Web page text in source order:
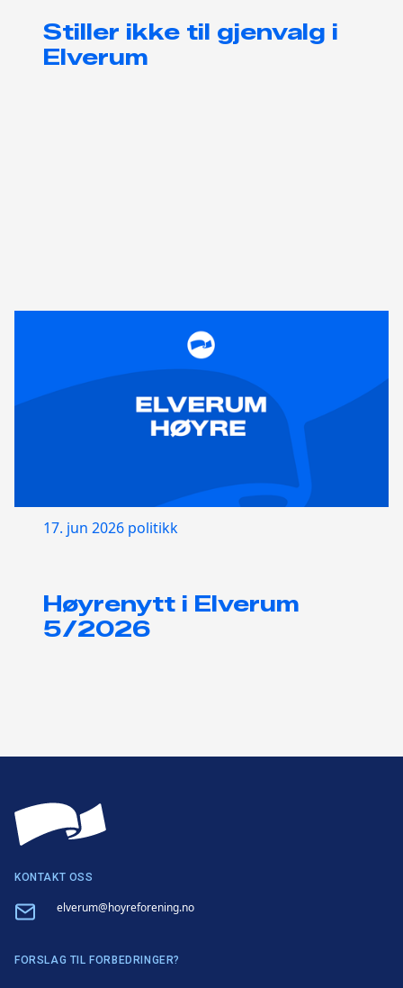
Stiller ikke til gjenvalg i
Elverum
17. jun 2026 politikk
Høyrenytt i Elverum
5/2026
KONTAKT OSS
Email elverum@hoyreforening.no
FORSLAG TIL FORBEDRINGER?